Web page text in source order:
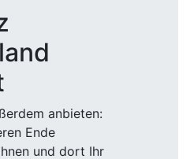
anbieten:
Ende
und dort Ihr